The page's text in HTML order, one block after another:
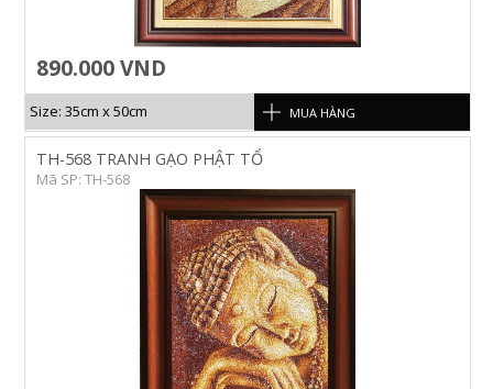
890.000 VND
Size: 35cm x 50cm MUA HÀNG
TH-568 TRANH GẠO PHẬT TỔ
Mã SP: TH-568